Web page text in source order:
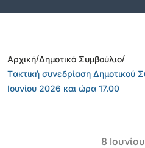
Αρχική/Δημοτικό Συμβούλιο/
Tακτική συνεδρίαση Δημοτικού
Ιουνίου 2026 και ώρα 17.00
8